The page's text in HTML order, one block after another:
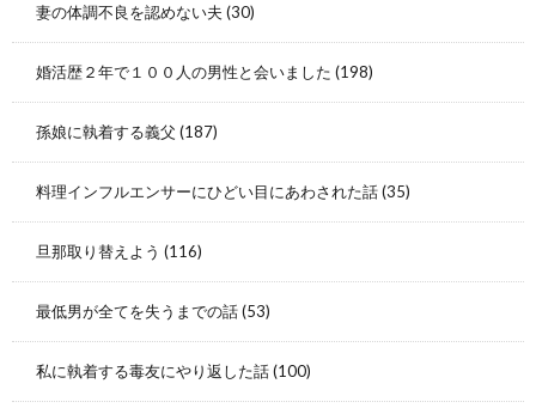
妻の体調不良を認めない夫 (30)
婚活歴２年で１００人の男性と会いました (198)
孫娘に執着する義父 (187)
料理インフルエンサーにひどい目にあわされた話(35)
旦那取り替えよう (116)
最低男が全てを失うまでの話(53)
私に執着する毒友にやり返した話(100)